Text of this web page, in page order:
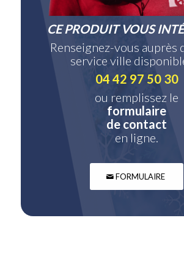
CE PRODUIT VOUS
Renseignez-vous auprès
service ville
04 42 97 50 30
ou remplissez le
formulaire
de contact
en ligne.
FORMULAIRE